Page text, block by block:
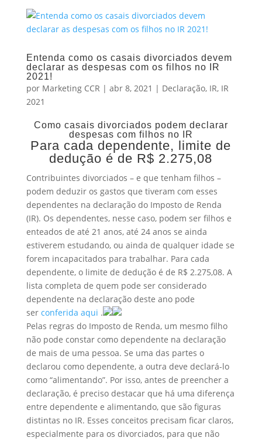
Entenda como os casais divorciados devem
declarar as despesas com os filhos no IR
2021!
por Marketing CCR | abr 8, 2021 | Declaração, IR, IR
2021
Como casais divorciados podem declarar
despesas com filhos no IR
Para cada dependente, limite de
dedução é de R$ 2.275,08
Contribuintes divorciados – e que tenham filhos –
podem deduzir os gastos que tiveram com esses
dependentes na declaração do Imposto de Renda
(IR). Os dependentes, nesse caso, podem ser filhos e
enteados de até 21 anos, até 24 anos se ainda
estiverem estudando, ou ainda de qualquer idade se
forem incapacitados para trabalhar. Para cada
dependente, o limite de dedução é de R$ 2.275,08. A
lista completa de quem pode ser considerado
dependente na declaração deste ano pode
ser conferida aqui .
Pelas regras do Imposto de Renda, um mesmo filho
não pode constar como dependente na declaração
de mais de uma pessoa. Se uma das partes o
declarou como dependente, a outra deve declará-lo
como “alimentando”. Por isso, antes de preencher a
declaração, é preciso destacar que há uma diferença
entre dependente e alimentando, que são figuras
distintas no IR. Esses conceitos precisam ficar claros,
especialmente para os divorciados, para que não